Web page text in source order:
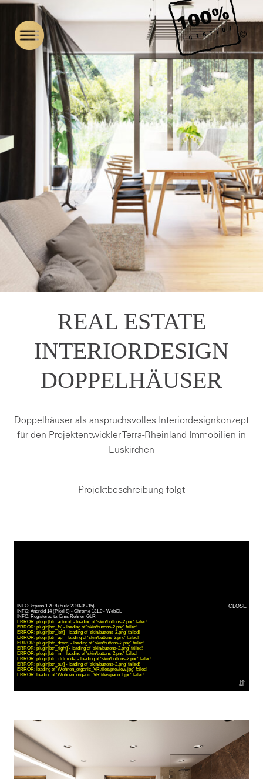
REAL ESTATE
INTERIORDESIGN
DOPPELHÄUSER
Doppelhäuser als anspruchsvolles Interiordesignkonzept
für den Projektentwickler Terra-Rheinland Immobilien in
Euskirchen
– Projektbeschreibung folgt –